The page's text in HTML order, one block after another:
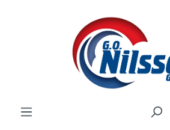
Zum Hauptinhalt springen